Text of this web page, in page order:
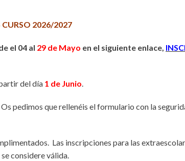
CURSO 2026/2027
el 04 al 29 de Mayo en el siguiente enlace,
del día 1 de Junio.
Os pedimos que rellenéis el formulario con la
Las inscripciones para las
considere válida.